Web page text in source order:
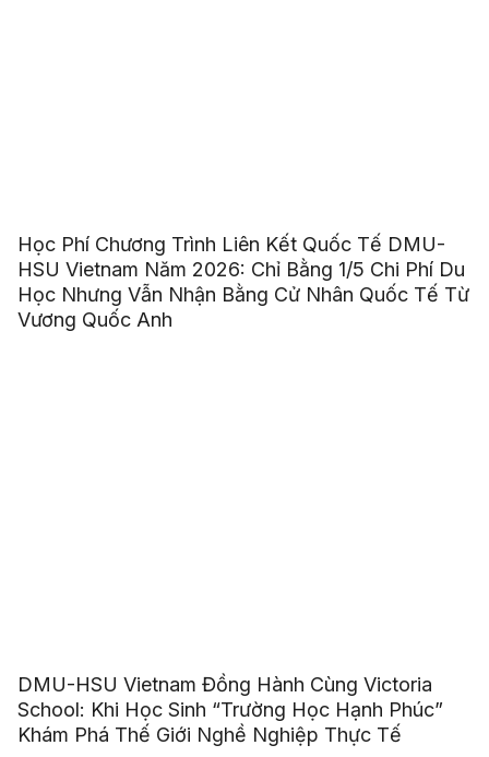
Học Phí Chương Trình Liên Kết Quốc Tế DMU-
HSU Vietnam Năm 2026: Chỉ Bằng 1/5 Chi Phí Du
Học Nhưng Vẫn Nhận Bằng Cử Nhân Quốc Tế Từ
Vương Quốc Anh
DMU-HSU Vietnam Đồng Hành Cùng Victoria
School: Khi Học Sinh “Trường Học Hạnh Phúc”
Khám Phá Thế Giới Nghề Nghiệp Thực Tế